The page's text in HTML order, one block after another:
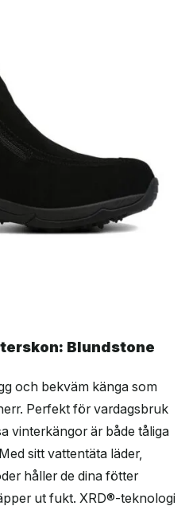
Blundstone
och bekväm känga som
Perfekt för vardagsbruk
vinterkängor är både tåliga
sitt vattentäta läder,
håller de dina fötter
ut fukt. XRD®-teknologi